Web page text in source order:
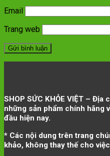
Email
Trang web
SHOP SỨC KHỎE VIỆT –
những sản phẩm chính hãng
đầu hiện nay.
* Các nội dung trên trang
khảo, không thay thế cho